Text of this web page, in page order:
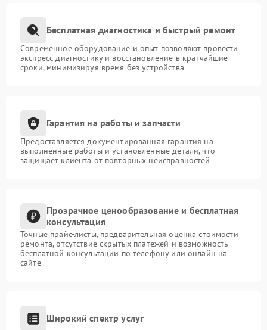
Бесплатная диагностика и быстрый ремонт
Современное оборудование и опыт позволяют провести
экспресс-диагностику и восстановление в кратчайшие
сроки, минимизируя время без устройства
Гарантия на работы и запчасти
Предоставляется документированная гарантия на
выполненные работы и установленные детали, что
защищает клиента от повторных неисправностей
Прозрачное ценообразование и бесплатная
консультация
Точные прайс-листы, предварительная оценка стоимости
ремонта, отсутствие скрытых платежей и возможность
бесплатной консультации по телефону или онлайн на
сайте
Широкий спектр услуг